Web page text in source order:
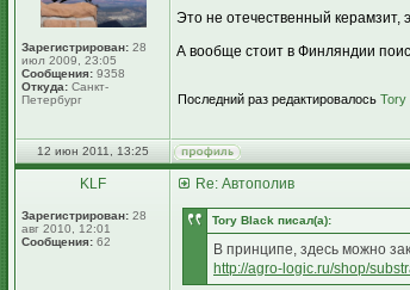
Зарегистрирован: 28
июл 2009, 23:05
Сообщения: 9358
Откуда: Санкт-
Петербург
Это не отечественный керамзит,
А вообще стоит в Финляндии
Последний раз редактировалось Tory
12 июн 2011, 13:25
KLF
Зарегистрирован: 28
авг 2010, 12:01
Сообщения: 62
Re: Автополив
Tory Black писал(а):
В принципе, здесь можно
http://agro-logic.ru/shop/